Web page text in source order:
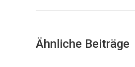
Ähnliche Beiträge